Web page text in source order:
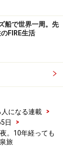
確認くださ
り、特定の金融
の責任において
づく損失・損害
31まで）を実施
船で世界一周。先
FIRE生活
になる連載
>
日
>
。10年経っても
旅